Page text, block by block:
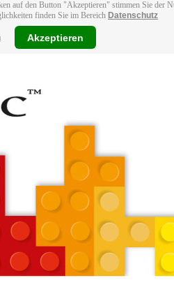
auf den Button "Akzeptieren" stimmen Sie der
finden Sie im Bereich Datenschutz
Akzeptieren